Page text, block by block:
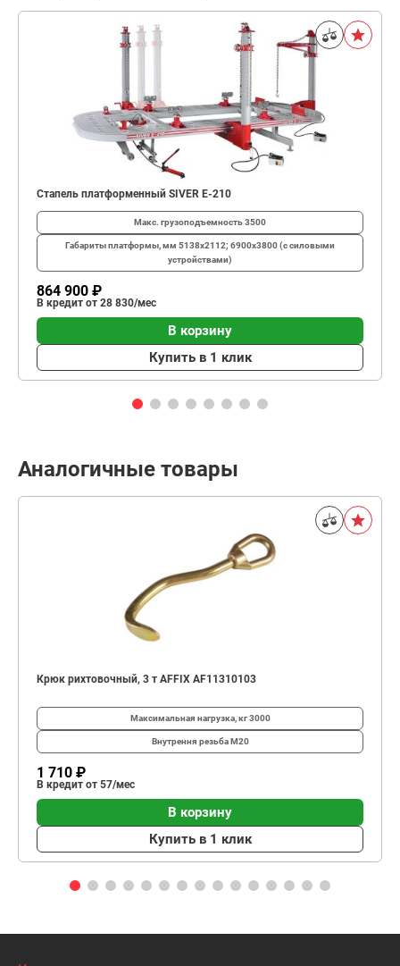
Стапель платформенный SIVER E-210
Макс. грузоподъемность3500
Габариты платформы, мм 5138х2112; 6900х3800 (с силовыми
устройствами)
864 900 ₽
В кредит от 28 830/мес
В корзину
Купить в 1 клик
Аналогичные товары
Крюк рихтовочный, 3 т AFFIX AF11310103
Максимальная нагрузка, кг3000
Внутрення резьбаМ20
1 710 ₽
В кредит от 57/мес
В корзину
Купить в 1 клик